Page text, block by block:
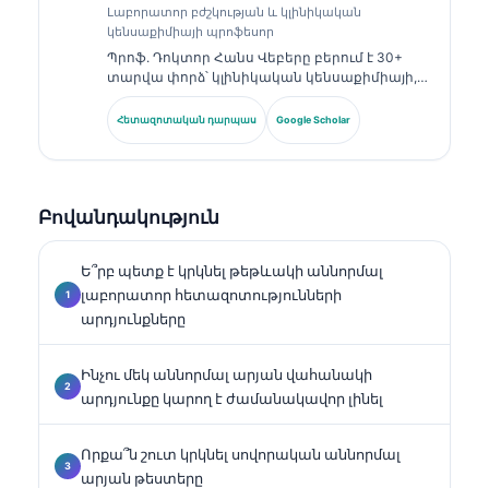
Լաբորատոր բժշկության և կլինիկական
կենսաքիմիայի պրոֆեսոր
Պրոֆ. Դոկտոր Հանս Վեբերը բերում է 30+
տարվա փորձ՝ կլինիկական կենսաքիմիայի,
լաբորատոր բժշկության և բիոմարկերների
հետազոտության ոլորտներում։ Եղել է
Գերմանիայի Կլինիկական քիմիայի
ստանդարտացման և ԱԻ-ի աջակցությամբ
լաբորատոր բժշկության մեջ։.
Հետազոտական դարպաս Google Scholar
Բովանդակություն
Ե՞րբ պետք է կրկնել թեթևակի աննորմալ
լաբորատոր հետազոտությունների
արդյունքները
Ինչու մեկ աննորմալ արյան վահանակի
արդյունքը կարող է ժամանակավոր լինել
Որքա՞ն շուտ կրկնել սովորական աննորմալ
արյան թեստերը